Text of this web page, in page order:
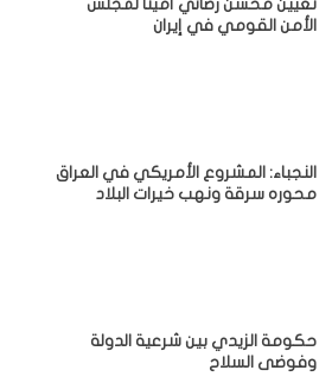
تعيين محسن رضائي أمينا لمجلس
الأمن القومي في إيران
النجباء: المشروع الأمريكي في العراق
محوره سرقة ونهب خيرات البلاد
حكومة الزيدي بين شرعية الدولة
وفوضى السلاح